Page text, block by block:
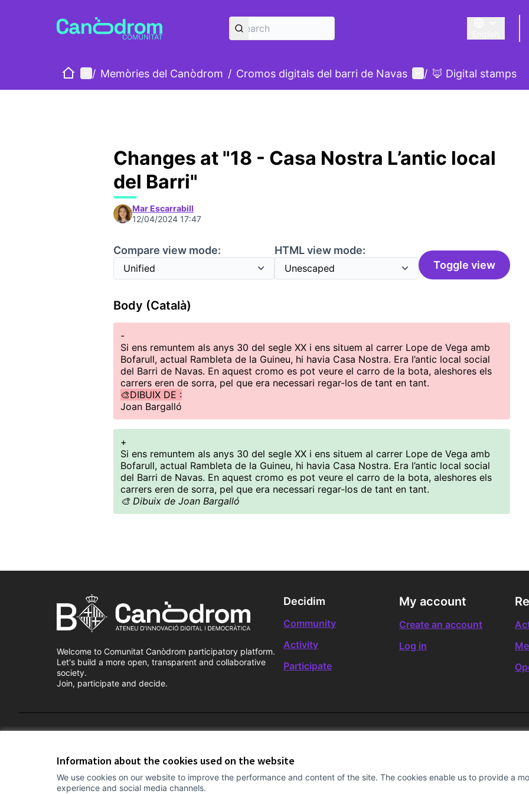
Information about the cookies used on the website
We use cookies on our website to improve the performance and content of the site. The cookies enable us to provide a
experience and social media channels.
Triar la llengua
HomeMain menu
/ Memòries del Canòdrom / Cromos digitals del barri de Navas User menu
/ 🦊 Digital stamps
Changes at "18 - Casa Nostra L’antic local
del Barri"
Mar Escarrabill
12/04/2024 17:47
Compare view mode:
HTML view mode:
Toggle view
Body (Català)
-
Si ens remuntem als anys 30 del segle XX i ens situem al carrer Lope de Vega amb
Bofarull, actual Rambleta de la Guineu, hi havia Casa Nostra. Era l’antic local social
del Barri de Navas. En aquest cromo es pot veure el carro de la bota, aleshores els
carrers eren de sorra, pel que era necessari regar-los de tant en tant.
🎨DIBUIX DE :
Joan Bargalló
+
Si ens remuntem als anys 30 del segle XX i ens situem al carrer Lope de Vega amb
Bofarull, actual Rambleta de la Guineu, hi havia Casa Nostra. Era l’antic local social
del Barri de Navas. En aquest cromo es pot veure el carro de la bota, aleshores els
carrers eren de sorra, pel que era necessari regar-los de tant en tant.
🎨 Dibuix de Joan Bargalló
Welcome to Comunitat Canòdrom participatory platform.
Let's build a more open, transparent and collaborative
society.
Join, participate and decide.
Decidim
Community
Activity
Participate
My account
Create an account
Log in